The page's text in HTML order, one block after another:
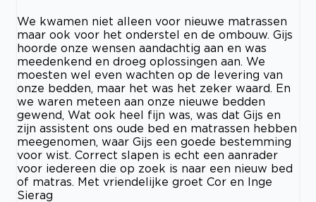
We kwamen niet alleen voor nieuwe matrassen
maar ook voor het onderstel en de ombouw. Gijs
hoorde onze wensen aandachtig aan en was
meedenkend en droeg oplossingen aan. We
moesten wel even wachten op de levering van
onze bedden, maar het was het zeker waard. En
we waren meteen aan onze nieuwe bedden
gewend, Wat ook heel fijn was, was dat Gijs en
zijn assistent ons oude bed en matrassen hebben
meegenomen, waar Gijs een goede bestemming
voor wist. Correct slapen is echt een aanrader
voor iedereen die op zoek is naar een nieuw bed
of matras. Met vriendelijke groet Cor en Inge
Sierag